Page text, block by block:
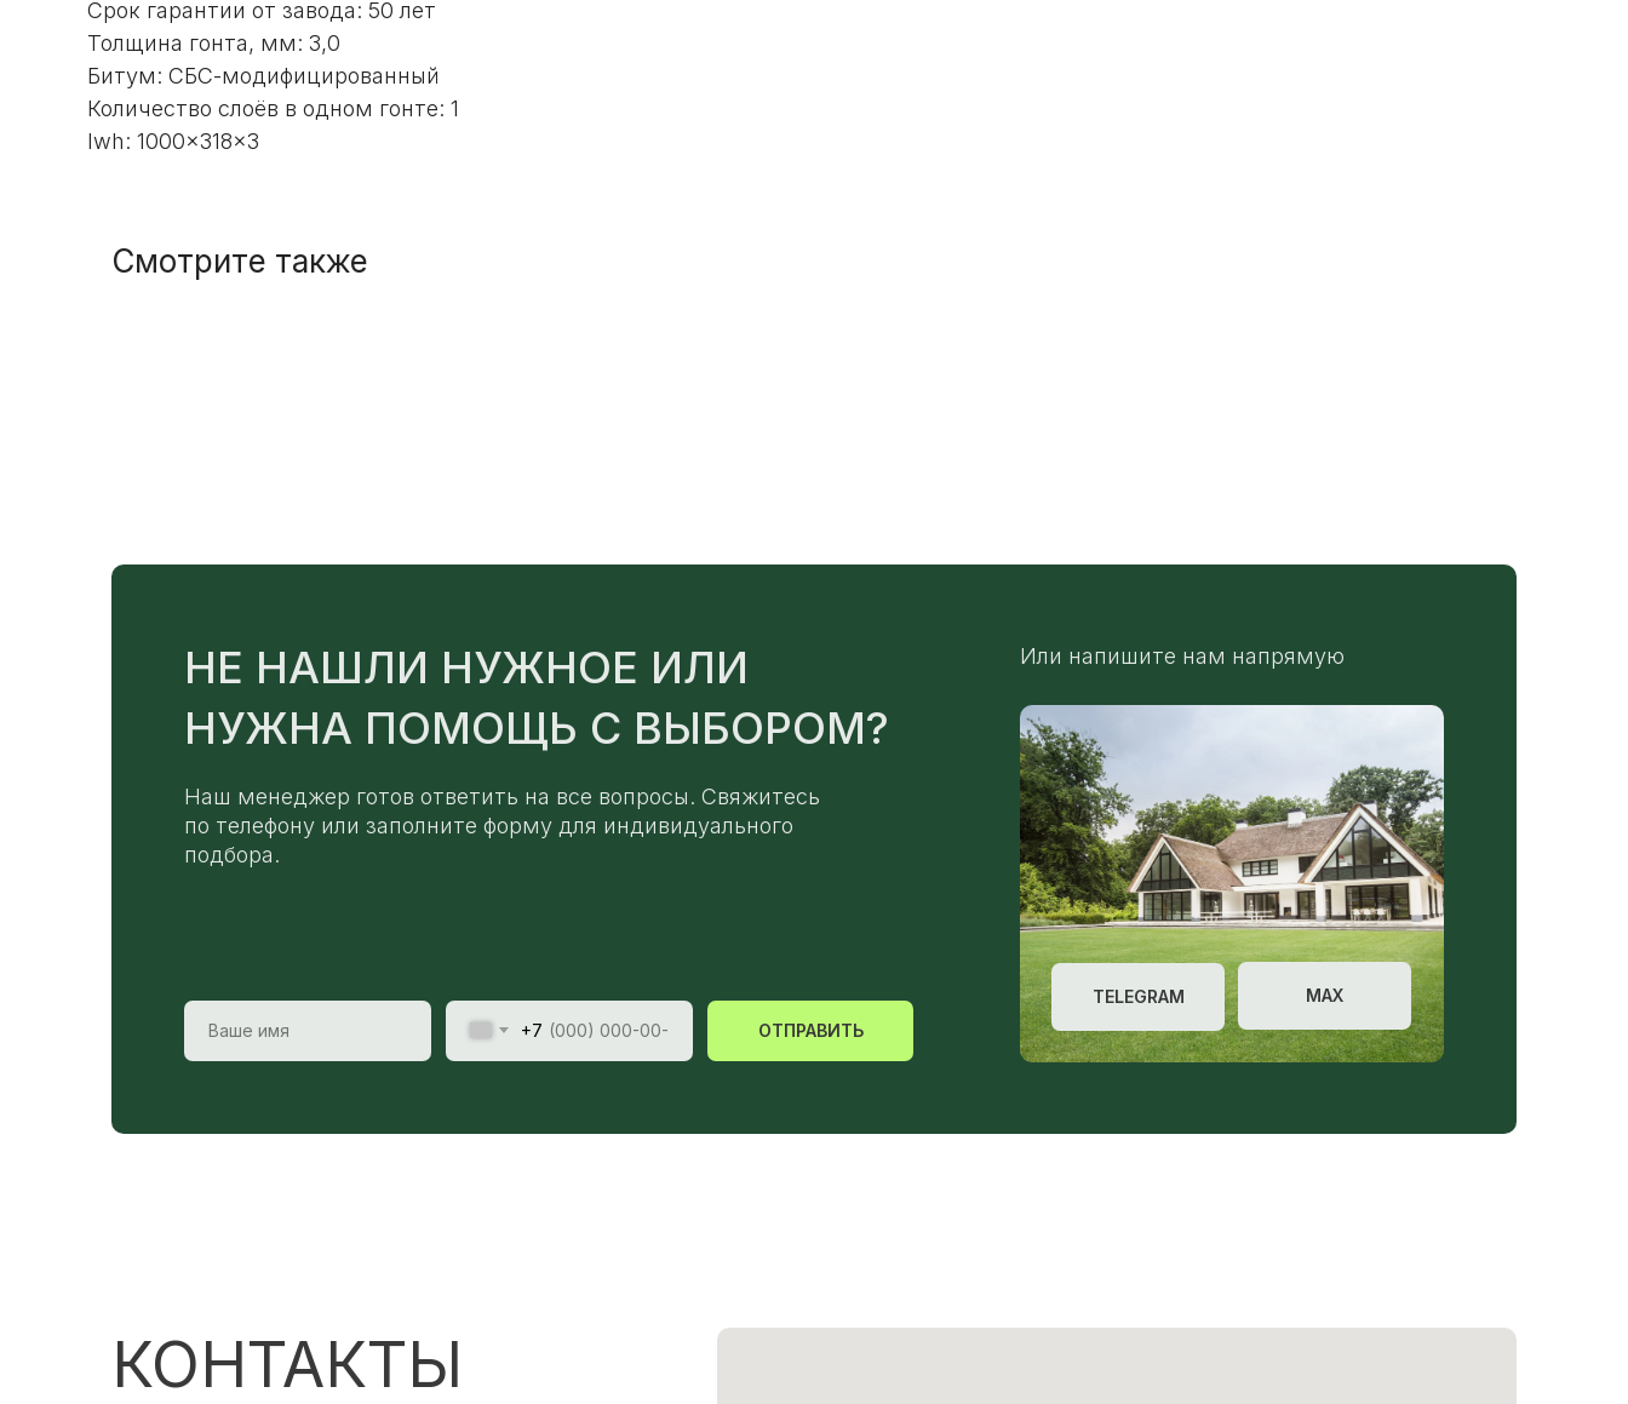
Срок гарантии от завода: 50 лет
Толщина гонта, мм: 3,0
Битум: СБС-модифицированный
Количество слоёв в одном гонте: 1
lwh: 1000x318x3
Смотрите также
НЕ НАШЛИ НУЖНОЕ ИЛИ
НУЖНА ПОМОЩЬ С ВЫБОРОМ?
Или напишите нам напрямую
Наш менеджер готов ответить на все вопросы. Свяжитесь
по телефону или заполните форму для индивидуального
подбора.
+7 ОТПРАВИТЬ
MAX
TELEGRAM
КОНТАКТЫ